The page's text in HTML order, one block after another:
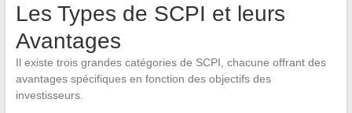
Les Types de SCPI et leurs
Avantages
Il existe trois grandes catégories de SCPI, chacune offrant des
avantages spécifiques en fonction des objectifs des
investisseurs.